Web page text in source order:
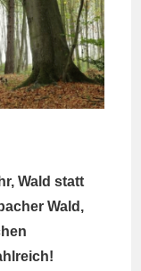
Wald statt
Wald,